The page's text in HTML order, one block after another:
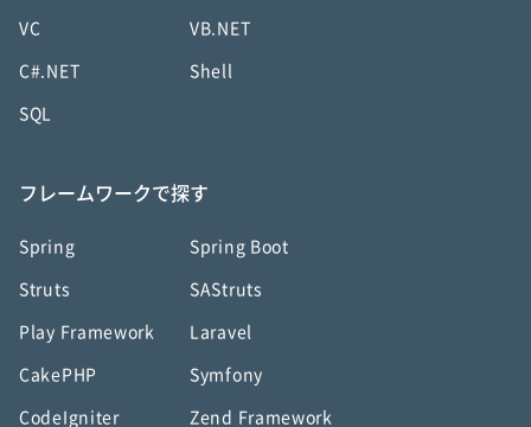
VC VB.NET
C#.NET Shell
SQL
フレームワークで探す
Spring Spring Boot
Struts SAStruts
Play Framework Laravel
CakePHP Symfony
CodeIgniter Zend Framework